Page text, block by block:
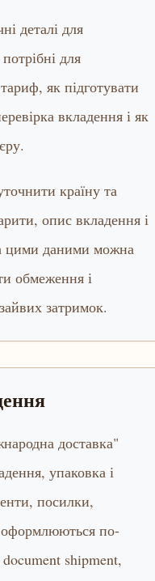
деталі для
для
як підготувати
вкладення і як
країну та
опис вкладення і
цими даними можна
обмеження і
затримок.
доставка"
упаковка і
посилки,
оформлюються по-
shipment,